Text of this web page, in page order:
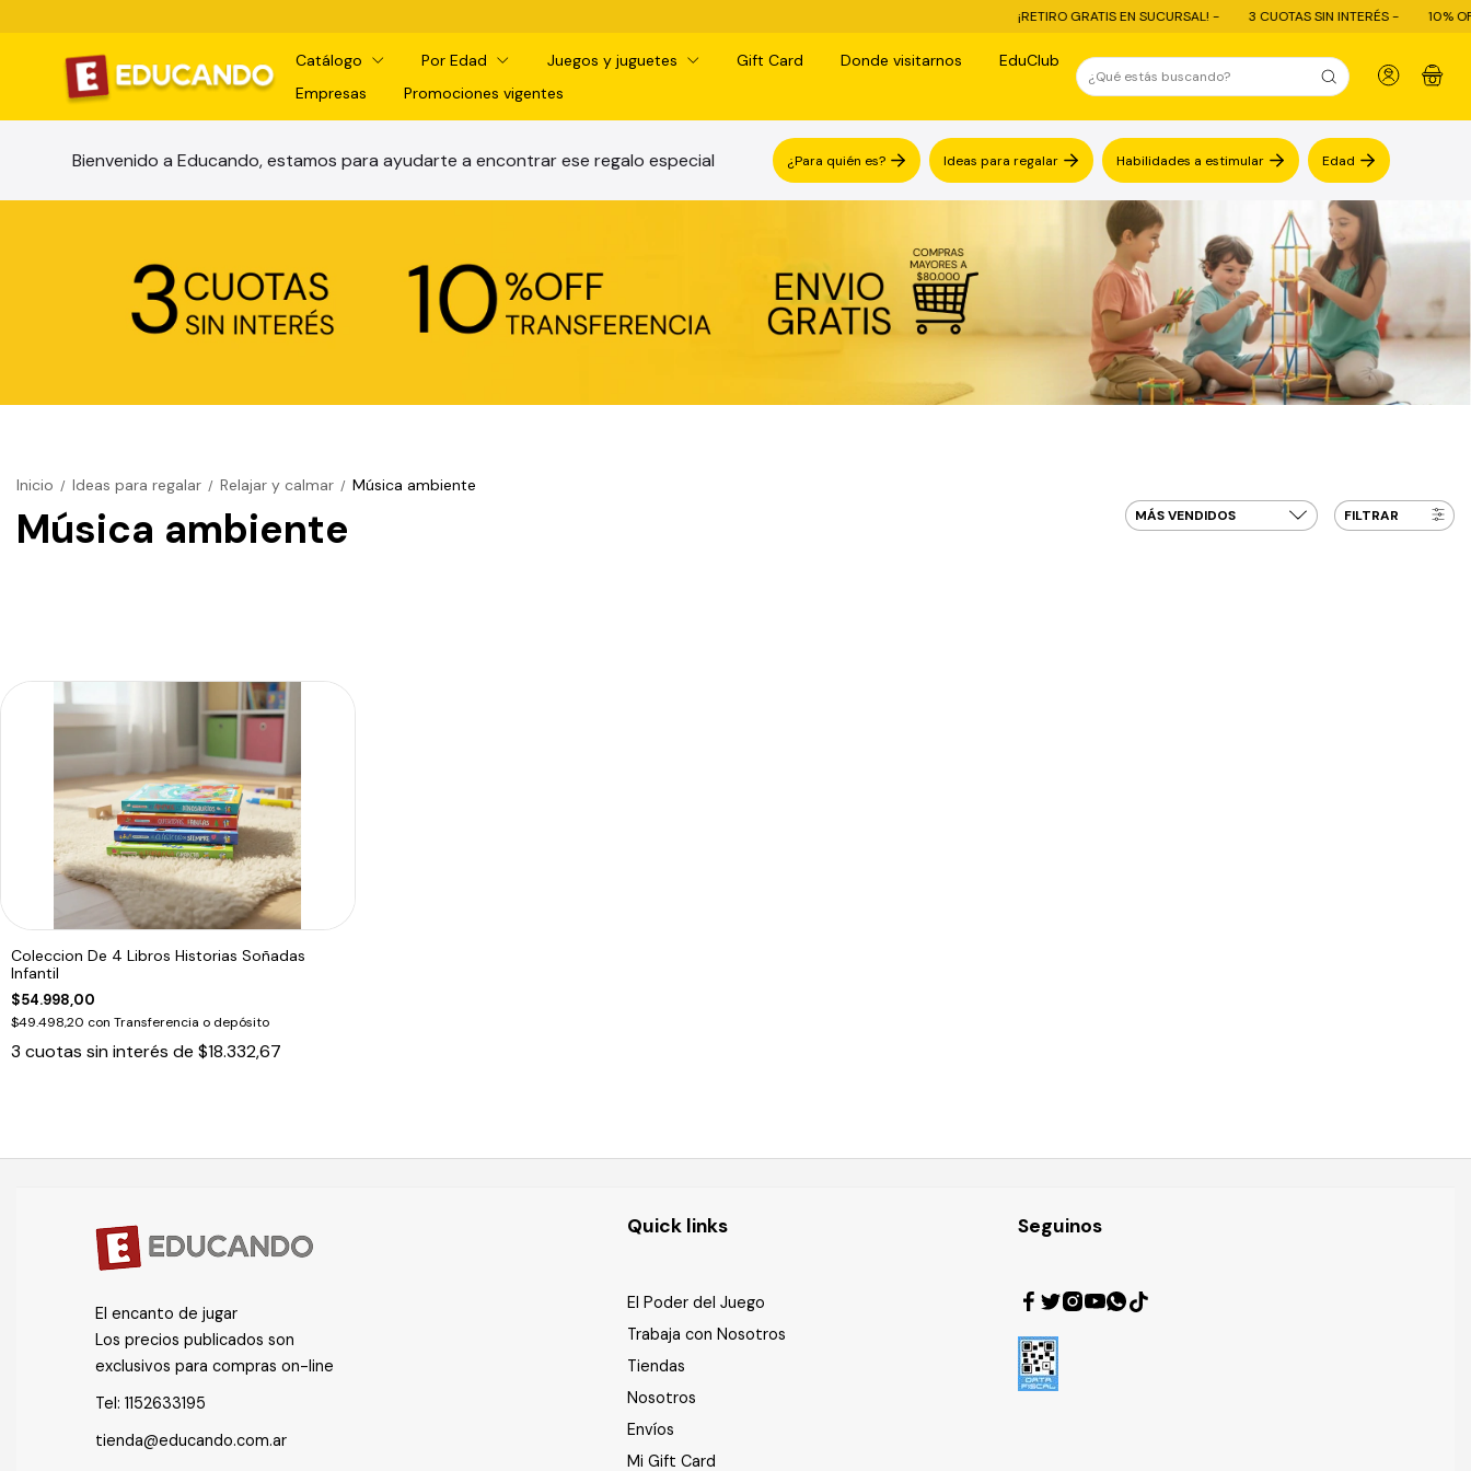
¡RETIRO GRATIS EN SUCURSAL! - 3 CUOTAS SIN INTERÉS - 10% OFF
Catálogo Por Edad Juegos y juguetes Gift Card Donde visitarnos
EduClub
Empresas
Promociones vigentes
0
Bienvenido a Educando, estamos para ayudarte a encontrar ese regalo especial ¿Para quién es? Ideas para regalar Habilidades a estimular Edad
Inicio / Ideas para regalar / Relajar y calmar / Música ambiente
Música ambiente FILTRAR
Coleccion De 4 Libros Historias Soñadas
Infantil
$54.998,00
$49.498,20 con Transferencia o depósito
3 cuotas sin interés de $18.332,67
El encanto de jugar
Los precios publicados son
exclusivos para compras on-line
Tel: 1152633195
tienda@educando.com.ar
Quick links
El Poder del Juego
Trabaja con Nosotros
Tiendas
Nosotros
Envíos
Mi Gift Card
Seguinos